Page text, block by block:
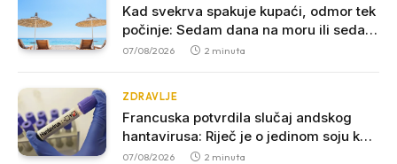
Kad svekrva spakuje kupaći, odmor tek
počinje: Sedam dana na moru ili sedam
godina iskustva
07/08/2026 2 minuta
ZDRAVLJE
Francuska potvrdila slučaj andskog
hantavirusa: Riječ je o jedinom soju koji
se može prenositi među ljudima
07/08/2026 2 minuta